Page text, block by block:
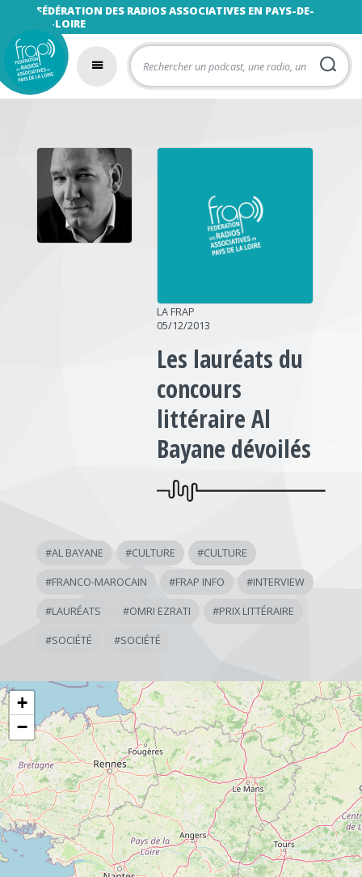
FÉDÉRATION DES RADIOS ASSOCIATIVES EN PAYS-DE-
LA-LOIRE
LA FRAP
05/12/2013
Les lauréats du
concours
littéraire Al
Bayane dévoilés
#AL BAYANE #CULTURE #CULTURE
#FRANCO-MAROCAIN #FRAP INFO #INTERVIEW
#LAURÉATS #OMRI EZRATI #PRIX LITTÉRAIRE
#SOCIÉTÉ #SOCIÉTÉ
+
−